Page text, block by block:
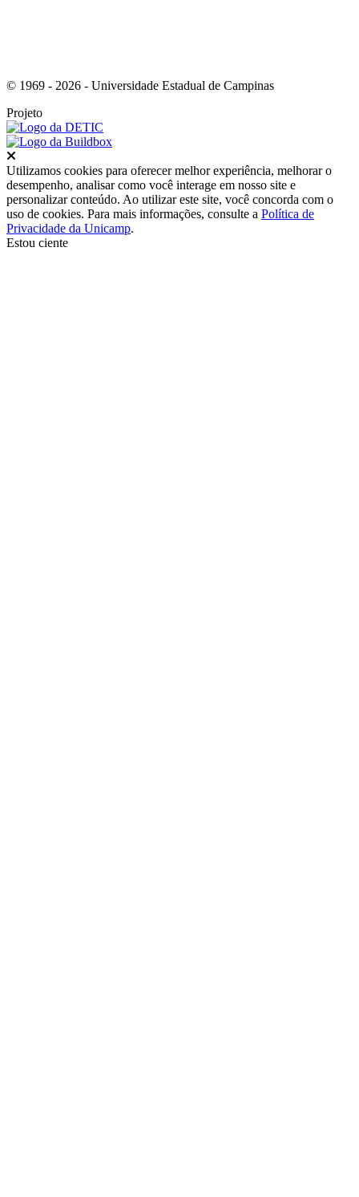
© 1969 - 2026 - Universidade Estadual de Campinas
Projeto
Utilizamos cookies para oferecer melhor experiência, melhorar o
desempenho, analisar como você interage em nosso site e
personalizar conteúdo. Ao utilizar este site, você concorda com o
uso de cookies. Para mais informações, consulte a Política de
Privacidade da Unicamp.
Estou ciente